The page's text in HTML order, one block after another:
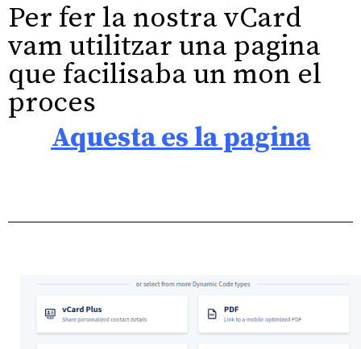
Per fer la nostra vCard
vam utilitzar una pagina
que facilisaba un mon el
proces
Aquesta es la pagina